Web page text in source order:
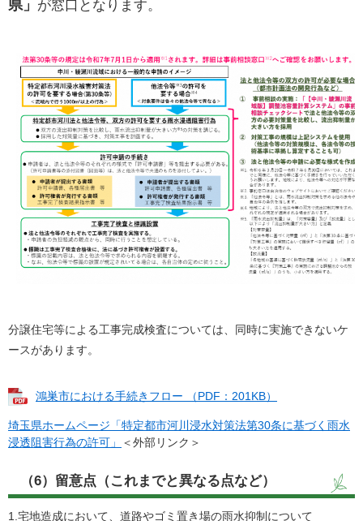
県」 が窓口となります。
分譲住宅等による工事完成検査については、同時に実施できないケ
ースがあります。
鴻巣市における手続きフロー （PDF：201KB）
埼玉県ホームページ「特定都市河川浸水対策法第30条に基づく雨水
浸透阻害行為の許可」
＜外部リンク＞
（6）留意点（これまでと異なる点など）
1.宅地造成において、道路やゴミ置き場の雨水抑制について